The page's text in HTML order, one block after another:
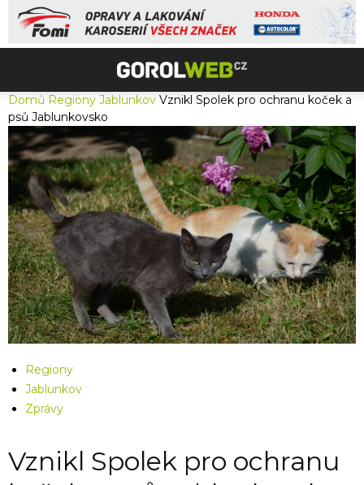
Domů Regiony Jablunkov Vznikl Spolek pro ochranu koček a
psů Jablunkovsko
Regiony
Jablunkov
Zprávy
Vznikl Spolek pro ochranu